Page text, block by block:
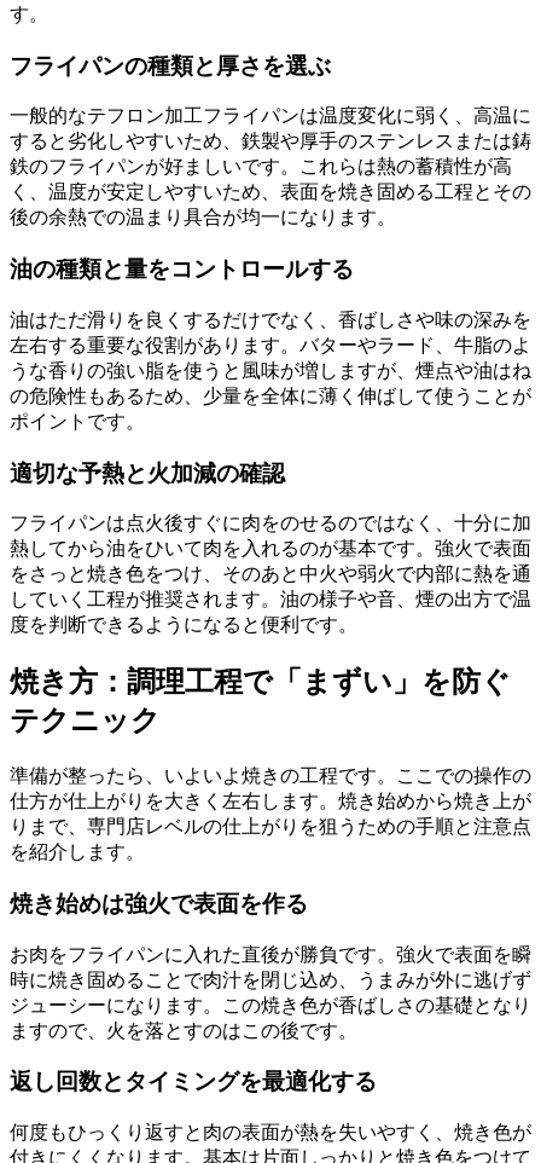
す。
フライパンの種類と厚さを選ぶ
一般的なテフロン加工フライパンは温度変化に弱く、高温に
すると劣化しやすいため、鉄製や厚手のステンレスまたは鋳
鉄のフライパンが好ましいです。これらは熱の蓄積性が高
く、温度が安定しやすいため、表面を焼き固める工程とその
後の余熱での温まり具合が均一になります。
油の種類と量をコントロールする
油はただ滑りを良くするだけでなく、香ばしさや味の深みを
左右する重要な役割があります。バターやラード、牛脂のよ
うな香りの強い脂を使うと風味が増しますが、煙点や油はね
の危険性もあるため、少量を全体に薄く伸ばして使うことが
ポイントです。
適切な予熱と火加減の確認
フライパンは点火後すぐに肉をのせるのではなく、十分に加
熱してから油をひいて肉を入れるのが基本です。強火で表面
をさっと焼き色をつけ、そのあと中火や弱火で内部に熱を通
していく工程が推奨されます。油の様子や音、煙の出方で温
度を判断できるようになると便利です。
焼き方：調理工程で「まずい」を防ぐ
テクニック
準備が整ったら、いよいよ焼きの工程です。ここでの操作の
仕方が仕上がりを大きく左右します。焼き始めから焼き上が
りまで、専門店レベルの仕上がりを狙うための手順と注意点
を紹介します。
焼き始めは強火で表面を作る
お肉をフライパンに入れた直後が勝負です。強火で表面を瞬
時に焼き固めることで肉汁を閉じ込め、うまみが外に逃げず
ジューシーになります。この焼き色が香ばしさの基礎となり
ますので、火を落とすのはこの後です。
返し回数とタイミングを最適化する
何度もひっくり返すと肉の表面が熱を失いやすく、焼き色が
付きにくくなります。基本は片面しっかりと焼き色をつけて